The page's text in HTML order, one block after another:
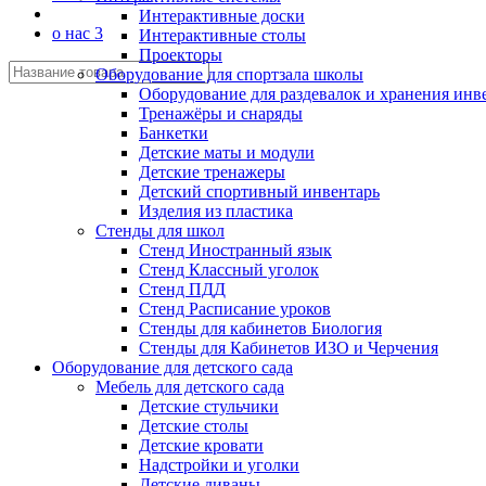
о нас 3
Интерактивные доски
Интерактивные столы
Проекторы
Оборудование для спортзала школы
Оборудование для раздевалок и хранения
Тренажёры и снаряды
Банкетки
Детские маты и модули
Детские тренажеры
Детский спортивный инвентарь
Изделия из пластика
Стенды для школ
Стенд Иностранный язык
Стенд Классный уголок
Стенд ПДД
Стенд Расписание уроков
Стенды для кабинетов Биология
Стенды для Кабинетов ИЗО и Черчения
Оборудование для детского сада
Мебель для детского сада
Детские стульчики
Детские столы
Детские кровати
Надстройки и уголки